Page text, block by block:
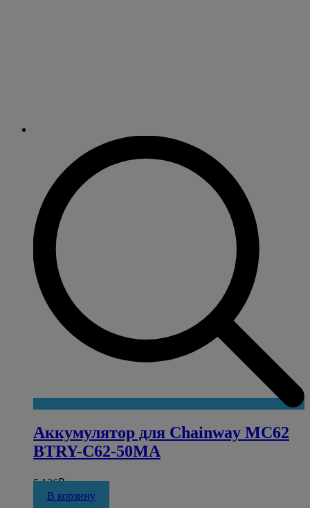
Аккумулятор для Chainway MC62
BTRY-C62-50MA
5 126₽
В корзину